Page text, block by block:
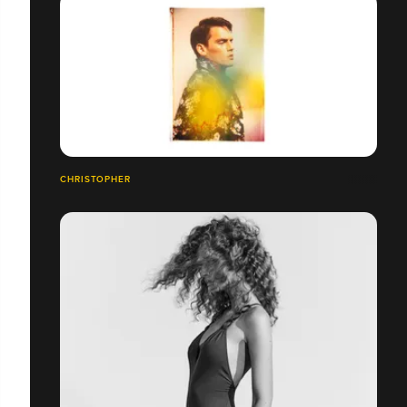
CHRISTOPHER